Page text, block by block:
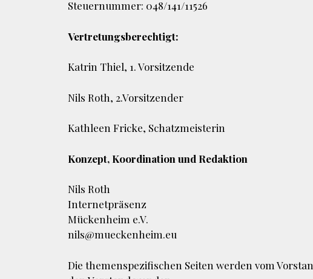
Steuernummer: 048/141/11526
Vertretungsberechtigt:
Katrin Thiel, 1. Vorsitzende
Nils Roth, 2.Vorsitzender
Kathleen Fricke, Schatzmeisterin
Konzept, Koordination und Redaktion
Nils Roth
Internetpräsenz
Mückenheim e.V.
nils@mueckenheim.eu
Die themenspezifischen Seiten werden vom